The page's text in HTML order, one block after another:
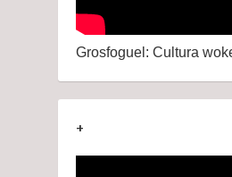
Grosfoguel: Cultura
+